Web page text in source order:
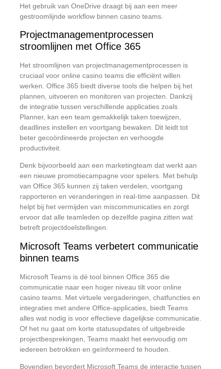
Het gebruik van OneDrive draagt bij aan een meer
gestroomlijnde workflow binnen casino teams.
Projectmanagementprocessen
stroomlijnen met Office 365
Het stroomlijnen van projectmanagementprocessen is
cruciaal voor online casino teams die efficiënt willen
werken. Office 365 biedt diverse tools die helpen bij het
plannen, uitvoeren en monitoren van projecten. Dankzij
de integratie tussen verschillende applicaties zoals
Planner, kan een team gemakkelijk taken toewijzen,
deadlines instellen en voortgang bewaken. Dit leidt tot
beter gecoördineerde projecten en verhoogde
productiviteit.
Denk bijvoorbeeld aan een marketingteam dat werkt aan
een nieuwe promotiecampagne voor spelers. Met behulp
van Office 365 kunnen zij taken verdelen, voortgang
rapporteren en veranderingen in real-time aanpassen. Dit
helpt bij het vermijden van miscommunicaties en zorgt
ervoor dat alle teamleden op dezelfde pagina zitten wat
betreft projectdoelstellingen.
Microsoft Teams verbetert communicatie
binnen teams
Microsoft Teams is dé tool binnen Office 365 die
communicatie naar een hoger niveau tilt voor online
casino teams. Met virtuele vergaderingen, chatfuncties en
integraties met andere Office-applicaties, biedt Teams
alles wat nodig is voor effectieve dagelijkse communicatie.
Of het nu gaat om korte statusupdates of uitgebreide
projectbesprekingen, Teams maakt het eenvoudig om
iedereen betrokken en geïnformeerd te houden.
Bovendien bevordert Microsoft Teams de interactie tussen